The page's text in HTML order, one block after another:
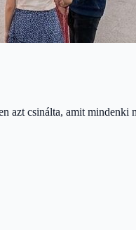
csinálta, amit mindenki